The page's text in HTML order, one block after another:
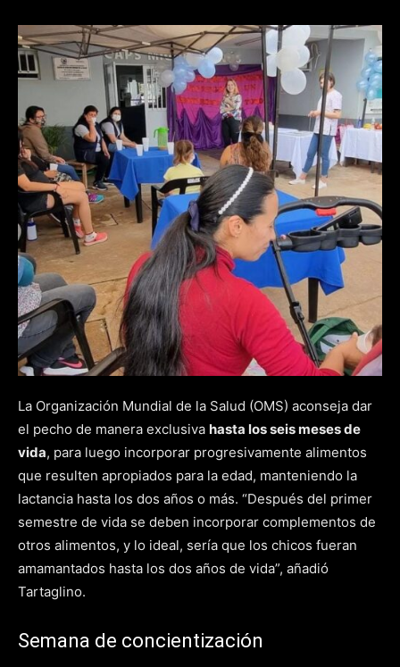
La Organización Mundial de la Salud (OMS) aconseja dar
el pecho de manera exclusiva hasta los seis meses de
vida, para luego incorporar progresivamente alimentos
que resulten apropiados para la edad, manteniendo la
lactancia hasta los dos años o más. “Después del primer
semestre de vida se deben incorporar complementos de
otros alimentos, y lo ideal, sería que los chicos fueran
amamantados hasta los dos años de vida”, añadió
Tartaglino.
Semana de concientización